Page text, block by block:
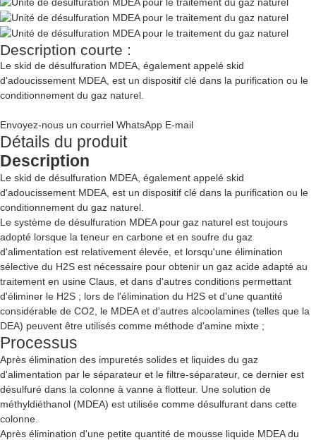
Description courte :
Le skid de désulfuration MDEA, également appelé skid
d'adoucissement MDEA, est un dispositif clé dans la purification ou le
conditionnement du gaz naturel.
Envoyez-nous un courriel WhatsApp E-mail
Détails du produit
Description
Le skid de désulfuration MDEA, également appelé skid
d'adoucissement MDEA, est un dispositif clé dans la purification ou le
conditionnement du gaz naturel.
Le système de désulfuration MDEA pour gaz naturel est toujours
adopté lorsque la teneur en carbone et en soufre du gaz
d'alimentation est relativement élevée, et lorsqu'une élimination
sélective du H2S est nécessaire pour obtenir un gaz acide adapté au
traitement en usine Claus, et dans d'autres conditions permettant
d'éliminer le H2S ; lors de l'élimination du H2S et d'une quantité
considérable de CO2, le MDEA et d'autres alcoolamines (telles que la
DEA) peuvent être utilisés comme méthode d'amine mixte ;
Processus
Après élimination des impuretés solides et liquides du gaz
d'alimentation par le séparateur et le filtre-séparateur, ce dernier est
désulfuré dans la colonne à vanne à flotteur. Une solution de
méthyldiéthanol (MDEA) est utilisée comme désulfurant dans cette
colonne.
Après élimination d'une petite quantité de mousse liquide MDEA du